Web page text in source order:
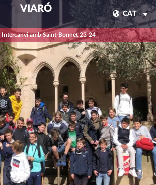
VIARÓ
CAT
Intercanvi amb Saint-Bonnet 23-24